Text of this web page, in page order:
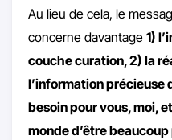
Au lieu de cela, le
concerne davantage 1)
couche curation, 2) la
l’information précieuse
besoin pour vous, moi,
monde d’être